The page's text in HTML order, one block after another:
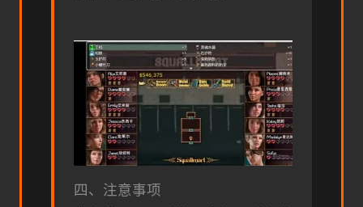
四、注意事项